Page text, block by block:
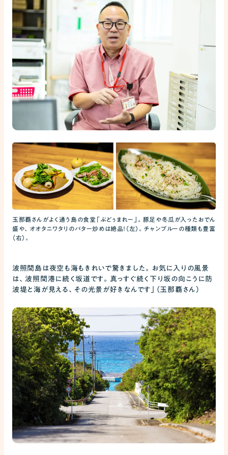
玉那覇さんがよく通う島の食堂「ぶどぅまれー」。豚足や冬瓜が入ったおでん
盛や、オオタニワタリのバター炒めは絶品！（左）。チャンプルーの種類も豊富
（右）。
波照間島は夜空も海もきれいで驚きました。お気に入りの風景
は、波照間港に続く坂道です。真っすぐ続く下り坂の向こうに防
波堤と海が見える、その光景が好きなんです」（玉那覇さん）